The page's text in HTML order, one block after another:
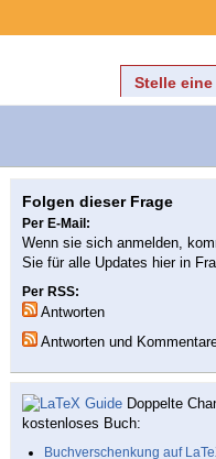
Stelle eine
Folgen dieser Frage
Per E-Mail:
Wenn sie sich anmelden,
Sie für alle Updates hier in
Per RSS:
Antworten
Antworten und
Doppelte
kostenloses Buch:
Buchverschenkung auf